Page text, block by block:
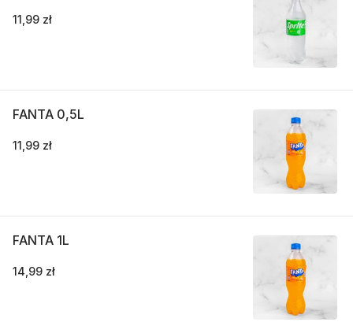
11,99 zł
FANTA 0,5L
11,99 zł
FANTA 1L
14,99 zł